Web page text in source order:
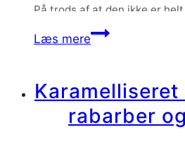
På trods af at den ikke er helt
Læs mereÆblekage
og
crumble
rabarber